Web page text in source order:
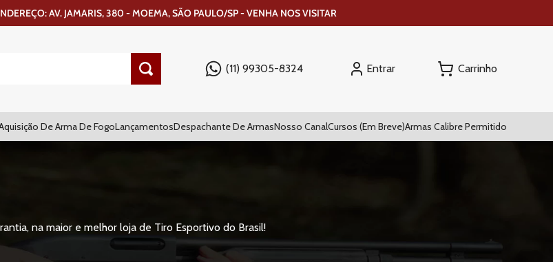
AV. JAMARIS, 380 - MOEMA, SÃO PAULO/SP - VENHA NOS VISITAR
(11) 99305-8324 Entrar
De Arma De FogoLançamentosDespachante De ArmasNosso CanalCursos (Em Breve)Armas Calibre Permitido
na maior e melhor loja de Tiro Esportivo do Brasil!